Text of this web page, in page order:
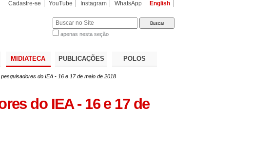
Cadastre-se YouTube Instagram WhatsApp English
apenas nesta seção
MIDIATECA PUBLICAÇÕES POLOS
do IEA - 16 e 17 de maio de 2018
do IEA - 16 e 17 de